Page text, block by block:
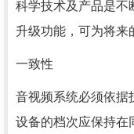
科学技术及产品是不
升级功能，可为将来
一致性
音视频系统必须依据
设备的档次应保持在